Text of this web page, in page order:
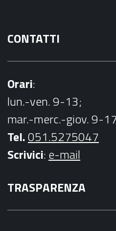
CONTATTI
Orari:
lun.-ven. 9-13;
mar.-merc.-giov. 9-
Tel.051.5275047
Scrivici:e-mail
TRASPARENZA